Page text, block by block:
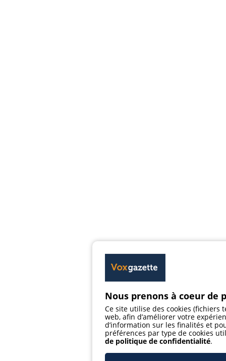
Nous prenons à coeur de
Ce site utilise des cookies (fichiers
web, afin d’améliorer votre
d’information sur les finalités et
préférences par type de cookies
de politique de confidentialité.